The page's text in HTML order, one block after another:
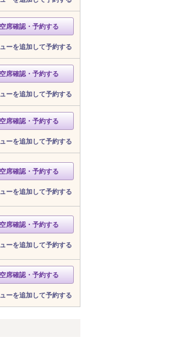
空席確認・予約する
ーを追加して予約する
空席確認・予約する
ーを追加して予約する
空席確認・予約する
ーを追加して予約する
空席確認・予約する
ーを追加して予約する
空席確認・予約する
ーを追加して予約する
空席確認・予約する
ーを追加して予約する